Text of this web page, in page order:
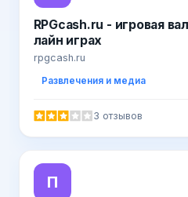
RPGcash.ru - игровая
лайн играх
rpgcash.ru
Развлечения и медиа
3 отзывов
П